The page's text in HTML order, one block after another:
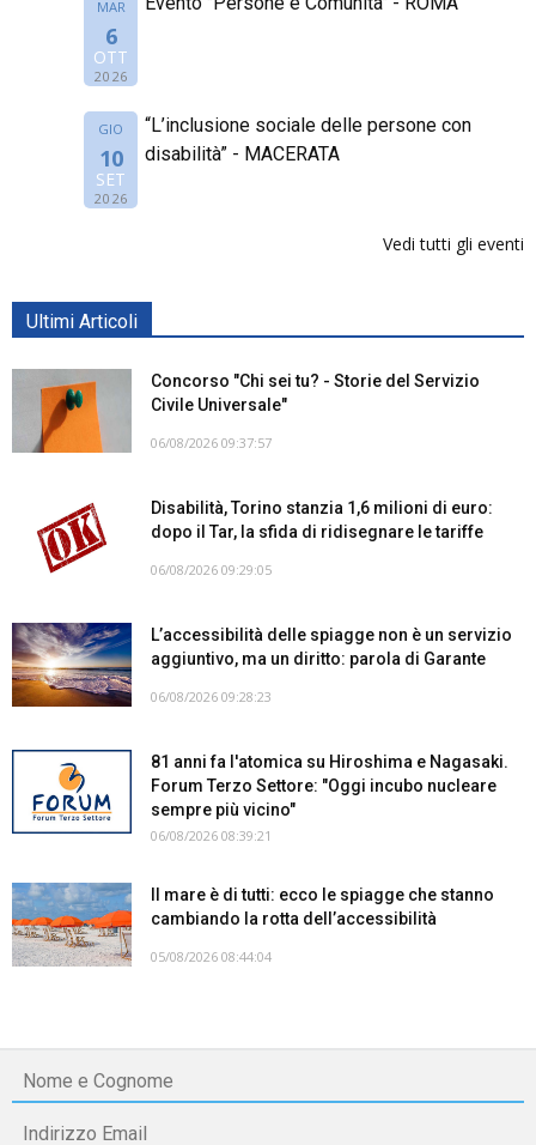
MAR
6
OTT
2026
GIO
10
SET
2026
“L’inclusione sociale delle persone con
disabilità” - MACERATA
Vedi tutti gli eventi
Ultimi Articoli
Concorso "Chi sei tu? - Storie del Servizio
Civile Universale"
06/08/2026 09:37:57
Disabilità, Torino stanzia 1,6 milioni di euro:
dopo il Tar, la sfida di ridisegnare le tariffe
06/08/2026 09:29:05
L’accessibilità delle spiagge non è un servizio
aggiuntivo, ma un diritto: parola di Garante
06/08/2026 09:28:23
81 anni fa l'atomica su Hiroshima e Nagasaki.
Forum Terzo Settore: "Oggi incubo nucleare
sempre più vicino"
06/08/2026 08:39:21
Il mare è di tutti: ecco le spiagge che stanno
cambiando la rotta dell’accessibilità
05/08/2026 08:44:04